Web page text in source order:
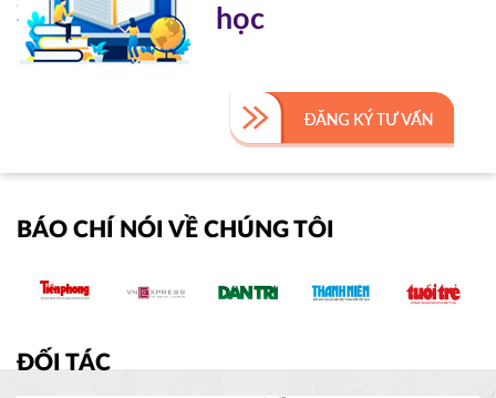
học
BÁO CHÍ NÓI VỀ CHÚNG TÔI
ĐỐI TÁC